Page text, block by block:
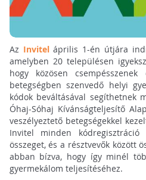
Az Inviteláprilis 1-én útjára
amelyben 20 településen
hogy közösen
betegségben szenvedő helyi
kódok beváltásával segíthetnek
Óhaj-Sóhaj Kívánságteljesítő
veszélyeztető betegségekkel
Invitel minden
összeget, és a résztvevők között
abban bízva, hogy így minél
gyermekálom teljesítéséhez.